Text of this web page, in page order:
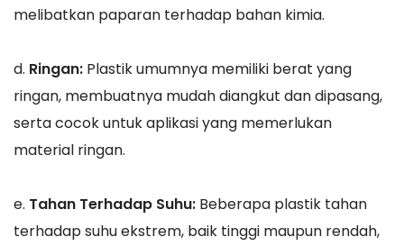
melibatkan paparan terhadap bahan kimia.
d. Ringan: Plastik umumnya memiliki berat yang
ringan, membuatnya mudah diangkut dan dipasang,
serta cocok untuk aplikasi yang memerlukan
material ringan.
e. Tahan Terhadap Suhu: Beberapa plastik tahan
terhadap suhu ekstrem, baik tinggi maupun rendah,